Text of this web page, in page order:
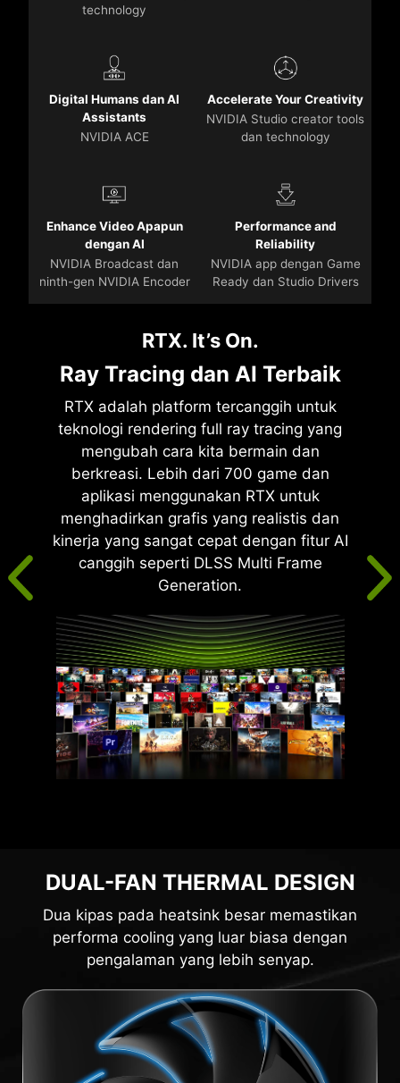
technology
Digital Humans dan AI
Assistants
NVIDIA ACE
Accelerate Your Creativity
NVIDIA Studio creator tools
dan technology
Enhance Video Apapun
dengan AI
NVIDIA Broadcast dan
ninth-gen NVIDIA Encoder
Performance and
Reliability
NVIDIA app dengan Game
Ready dan Studio Drivers
RTX. It’s On.
Ray Tracing dan AI Terbaik
RTX adalah platform tercanggih untuk
teknologi rendering full ray tracing yang
mengubah cara kita bermain dan
berkreasi. Lebih dari 700 game dan
aplikasi menggunakan RTX untuk
menghadirkan grafis yang realistis dan
kinerja yang sangat cepat dengan fitur AI
canggih seperti DLSS Multi Frame
Generation.
DUAL-FAN THERMAL DESIGN
Dua kipas pada heatsink besar memastikan
performa cooling yang luar biasa dengan
pengalaman yang lebih senyap.